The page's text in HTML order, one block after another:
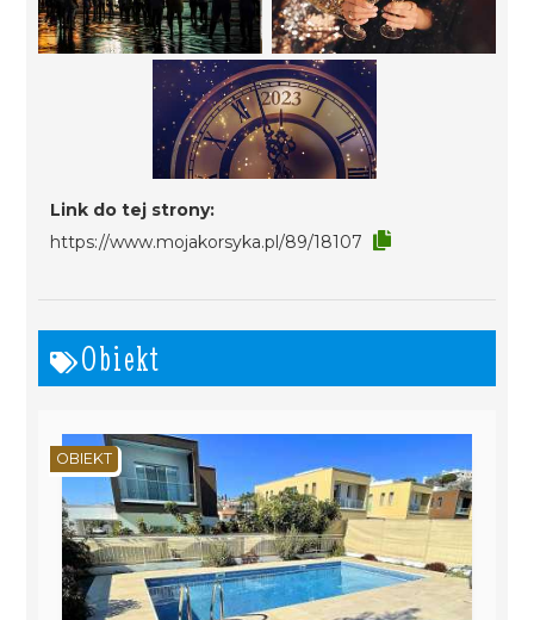
Link do tej strony:
https://www.mojakorsyka.pl/89/18107
Obiekt
OBIEKT